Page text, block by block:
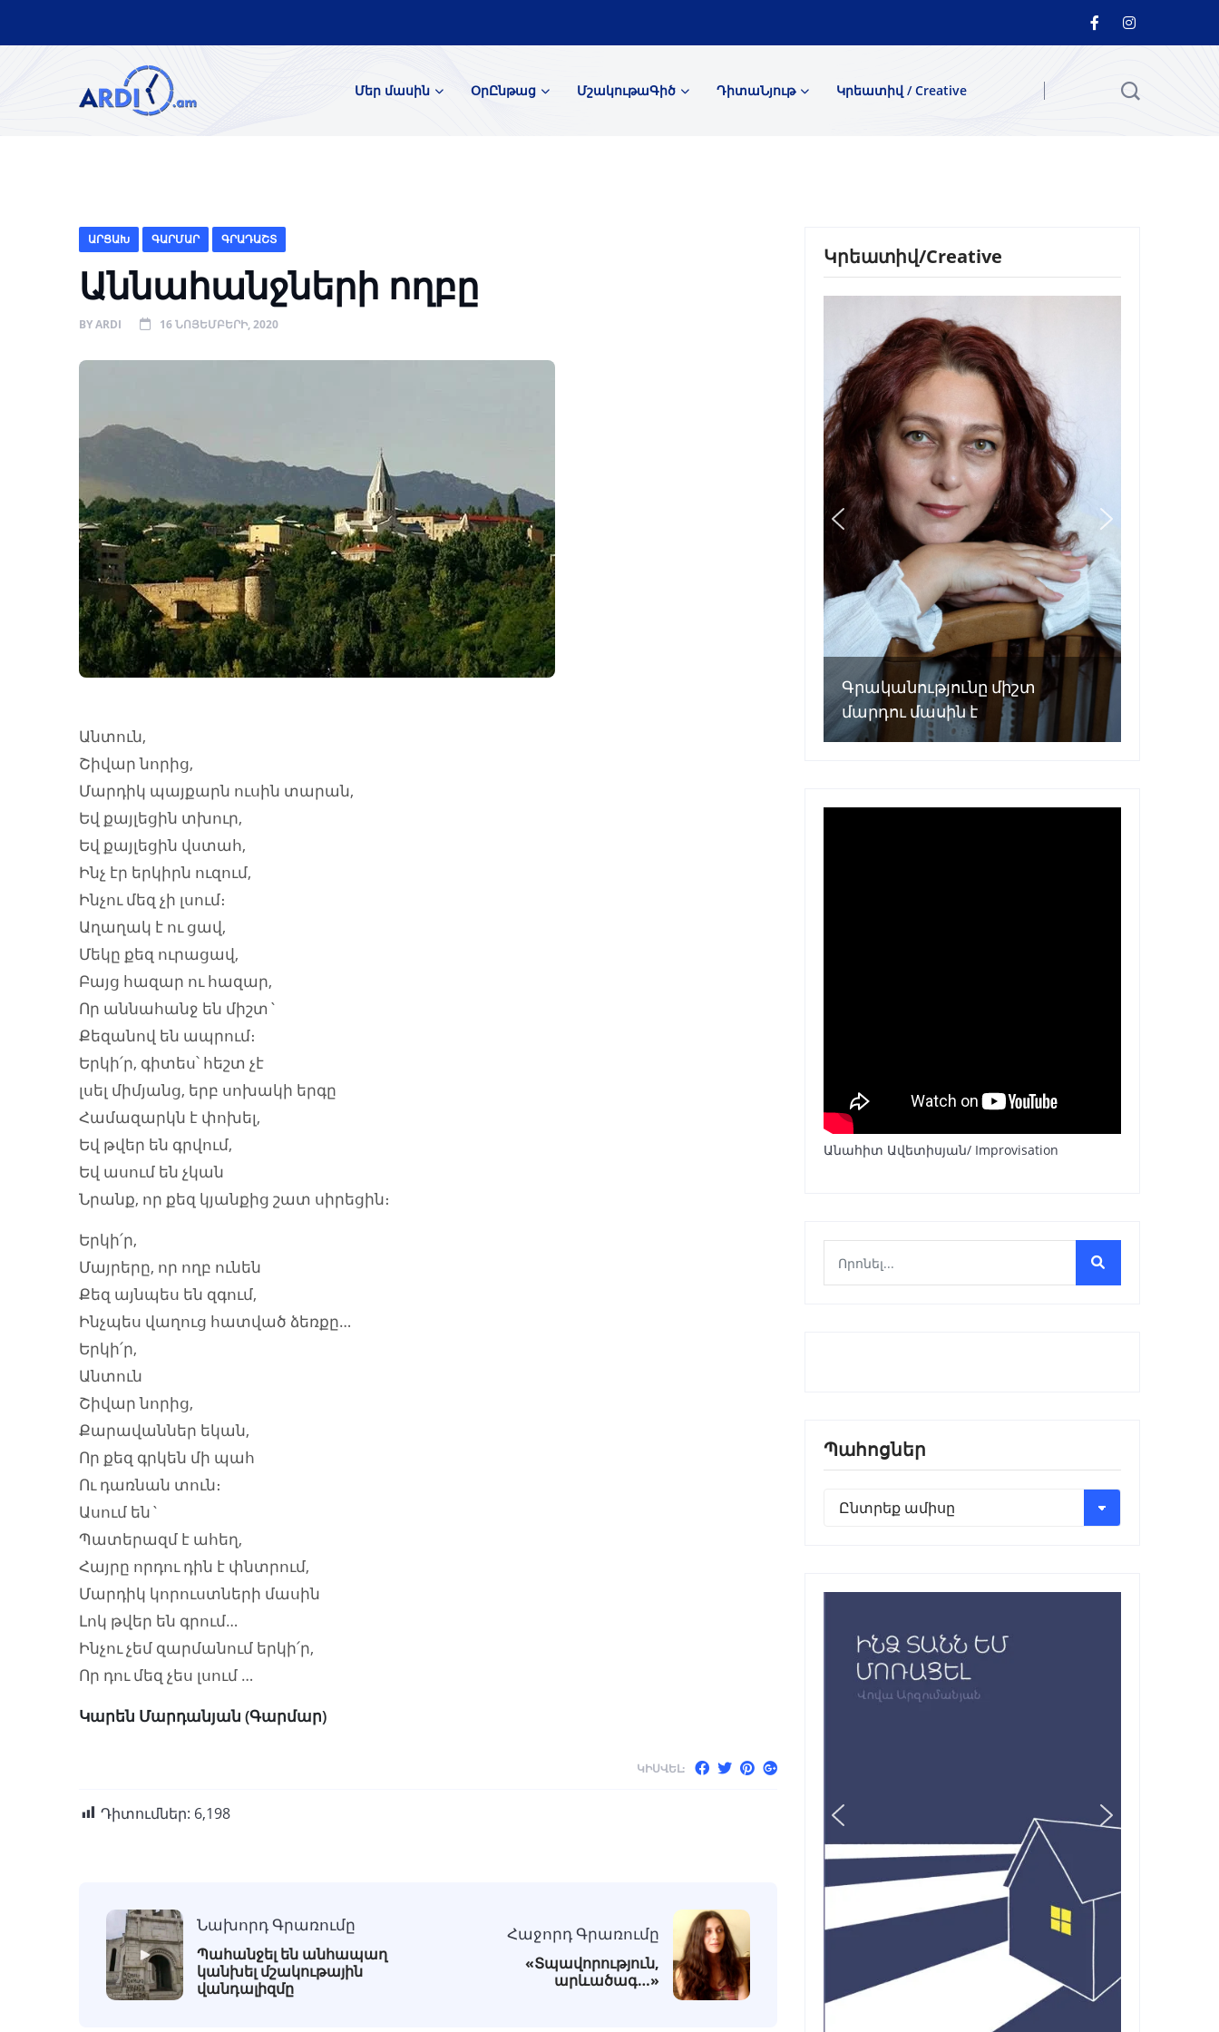
Մեր մասին ՕրԸնթաց ՄշակութաԳիծ ԴիտաՆյութ Կրեատիվ / Creative
ԱՐՑԱԽ ԳԱՐՄԱՐ ԳՐԱԴԱՇՏ
Աննահանջների ողբը
BYARDI 16 ՆՈՅԵՄԲԵՐԻ, 2020
Անտուն,
Շիվար նորից,
Մարդիկ պայքարն ուսին տարան,
Եվ քայլեցին տխուր,
Եվ քայլեցին վստահ,
Ինչ էր երկիրն ուզում,
Ինչու մեզ չի լսում։
Աղաղակ է ու ցավ,
Մեկը քեզ ուրացավ,
Բայց հազար ու հազար,
Որ աննահանջ են միշտ`
Քեզանով են ապրում։
Երկի՛ր, գիտես՝ հեշտ չէ
լսել միմյանց, երբ սոխակի երգը
Համազարկն է փոխել,
Եվ թվեր են գրվում,
Եվ ասում են չկան
Նրանք, որ քեզ կյանքից շատ սիրեցին։
Երկի՛ր,
Մայրերը, որ ողբ ունեն
Քեզ այնպես են զգում,
Ինչպես վաղուց հատված ձեռքը…
Երկի՛ր,
Անտուն
Շիվար նորից,
Քարավաններ եկան,
Որ քեզ գրկեն մի պահ
Ու դառնան տուն։
Ասում են`
Պատերազմ է ահեղ,
Հայրը որդու դին է փնտրում,
Մարդիկ կորուստների մասին
Լոկ թվեր են գրում…
Ինչու չեմ զարմանում երկի՛ր,
Որ դու մեզ չես լսում …
Կարեն Մարդանյան (Գարմար)
ԿԻՍՎԵԼ:
Դիտումներ: 6,198
Նախորդ Գրառումը
Պահանջել են անհապաղ
կանխել մշակութային
վանդալիզմը
Հաջորդ Գրառումը
«Տպավորություն,
արևածագ…»
Կրեատիվ/Creative
Գրականությունը միշտ
մարդու մասին է
Անահիտ Ավետիսյան/ Improvisation
Պահոցներ